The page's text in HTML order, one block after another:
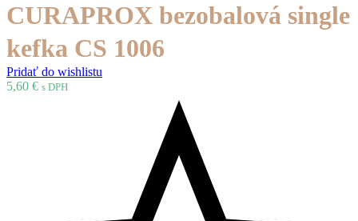
CURAPROX bezobalová single
kefka CS 1006
Pridať do wishlistu
5,60 € s DPH